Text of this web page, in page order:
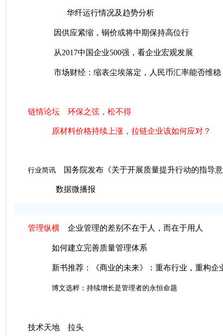
华纤运行情况及趋势分析
因供应紧缩，铜价或将中期保持高位行
从2017中国企业500强，看企业宏观发展
市场财经：缩表尘埃落定，人民币汇率能否维稳
链情论坛 环保之弦，松不得
原材料价格持续上涨，拉链企业该如何应对？
行业简讯 国务院发布《关于开展质量提升行动的指导
数据微播报
管理纵横 企业管理的差别不在于人，而在于用人
如何建立完善质量管理体系
新书推荐：《商业的未来》：重布行业，重构企
博文选粹：持续增长是管理者的永恒命题
技术天地 拉头